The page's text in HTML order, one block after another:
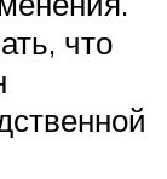
что